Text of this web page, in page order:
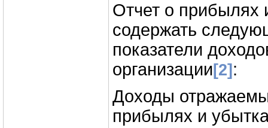
Отчет о прибылях
содержать
показатели
организации [2] :
Доходы
прибылях и